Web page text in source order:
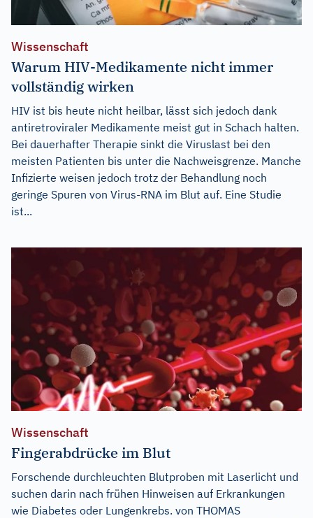
Wissenschaft
Warum HIV-Medikamente nicht immer
vollständig wirken
HIV ist bis heute nicht heilbar, lässt sich jedoch dank
antiretroviraler Medikamente meist gut in Schach halten.
Bei dauerhafter Therapie sinkt die Viruslast bei den
meisten Patienten bis unter die Nachweisgrenze. Manche
Infizierte weisen jedoch trotz der Behandlung noch
geringe Spuren von Virus-RNA im Blut auf. Eine Studie
ist...
Wissenschaft
Fingerabdrücke im Blut
Forschende durchleuchten Blutproben mit Laserlicht und
suchen darin nach frühen Hinweisen auf Erkrankungen
wie Diabetes oder Lungenkrebs. von THOMAS